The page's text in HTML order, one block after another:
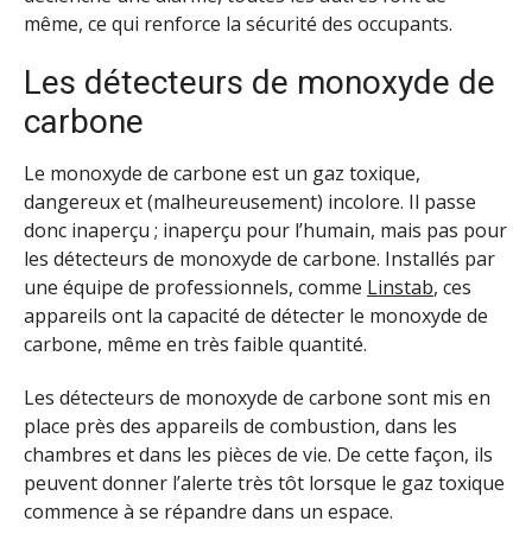
même, ce qui renforce la sécurité des occupants.
Les détecteurs de monoxyde de
carbone
Le monoxyde de carbone est un gaz toxique,
dangereux et (malheureusement) incolore. Il passe
donc inaperçu ; inaperçu pour l’humain, mais pas pour
les détecteurs de monoxyde de carbone. Installés par
une équipe de professionnels, comme Linstab, ces
appareils ont la capacité de détecter le monoxyde de
carbone, même en très faible quantité.
Les détecteurs de monoxyde de carbone sont mis en
place près des appareils de combustion, dans les
chambres et dans les pièces de vie. De cette façon, ils
peuvent donner l’alerte très tôt lorsque le gaz toxique
commence à se répandre dans un espace.